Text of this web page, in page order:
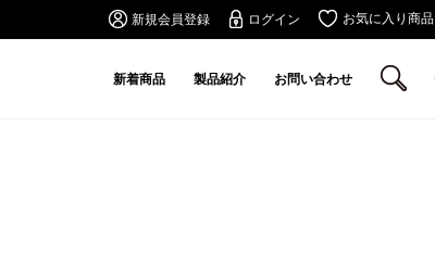
新規会員登録 ログイン お気に入り商品
新着商品 製品紹介 お問い合わせ